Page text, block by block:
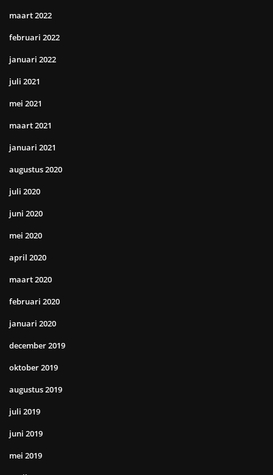
maart 2022
februari 2022
januari 2022
juli 2021
mei 2021
maart 2021
januari 2021
augustus 2020
juli 2020
juni 2020
mei 2020
april 2020
maart 2020
februari 2020
januari 2020
december 2019
oktober 2019
augustus 2019
juli 2019
juni 2019
mei 2019